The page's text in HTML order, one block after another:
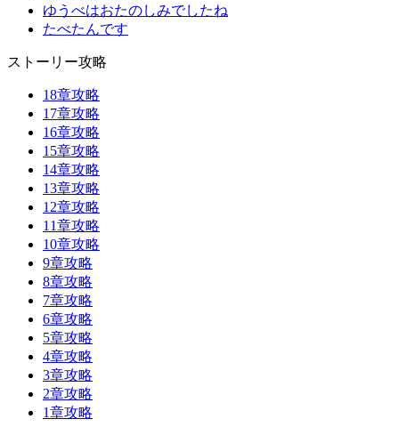
ゆうべはおたのしみでしたね
たべたんです
ストーリー攻略
18章攻略
17章攻略
16章攻略
15章攻略
14章攻略
13章攻略
12章攻略
11章攻略
10章攻略
9章攻略
8章攻略
7章攻略
6章攻略
5章攻略
4章攻略
3章攻略
2章攻略
1章攻略